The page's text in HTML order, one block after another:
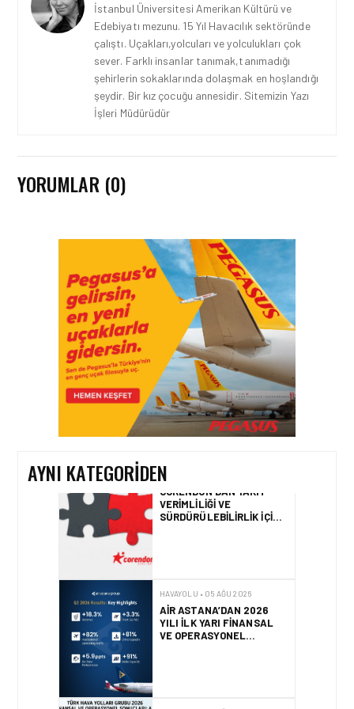
İstanbul Üniversitesi Amerikan Kültürü ve
Edebiyatı mezunu. 15 Yıl Havacılık sektöründe
çalıştı. Uçakları,yolcuları ve yolculukları çok
sever. Farklı insanlar tanımak,tanımadığı
şehirlerin sokaklarında dolaşmak en hoşlandığı
şeydir. Bir kız çocuğu annesidir. Sitemizin Yazı
İşleri Müdürüdür
YORUMLAR (0)
AYNI KATEGORIDEN
HAVAYOLU • 07 AĞU 2026
SUNEXPRESS’IN ÜÇ GÜN
ÜST ÜSTE GÜNLÜK
YOLCU SAYISI 71 BINI AŞTI
HAVAYOLU • 05 AĞU 2026
CORENDON’DAN YAKIT
VERIMLILIĞI VE
SÜRDÜRÜLEBILIRLIK IÇIN
İŞ BIRLIĞI!
HAVAYOLU • 05 AĞU 2026
AIR ASTANA’DAN 2026
YILI İLK YARI FINANSAL
HAVAYOLU • 05 AĞU 2026
AJET’IN SABIHA
GÖKÇEN’DEKI PAZAR PAYI